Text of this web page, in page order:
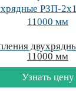
11000 мм
Узнать цену